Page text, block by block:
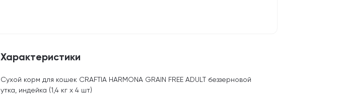
Характеристики
Сухой корм для кошек CRAFTIA HARMONA GRAIN FREE ADULT беззерновой
утка, индейка (1,4 кг х 4 шт)